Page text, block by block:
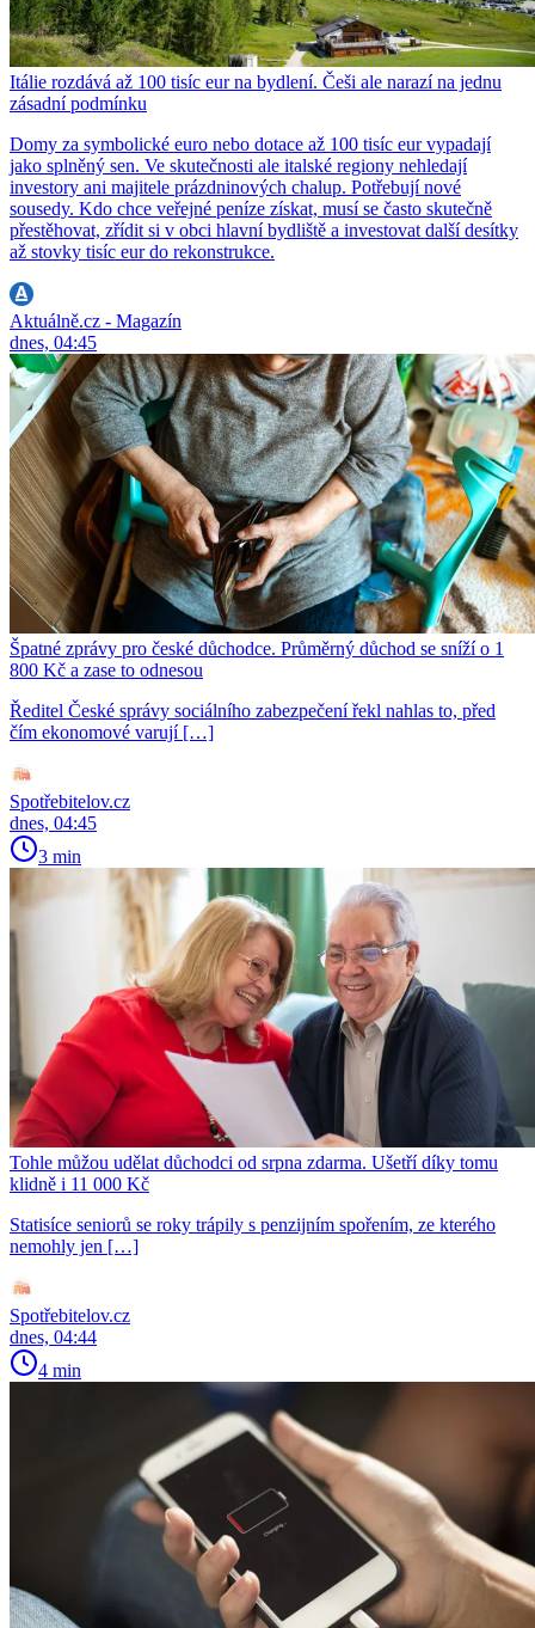
Itálie rozdává až 100 tisíc eur na bydlení. Češi ale narazí na jednu
zásadní podmínku
Domy za symbolické euro nebo dotace až 100 tisíc eur vypadají
jako splněný sen. Ve skutečnosti ale italské regiony nehledají
investory ani majitele prázdninových chalup. Potřebují nové
sousedy. Kdo chce veřejné peníze získat, musí se často skutečně
přestěhovat, zřídit si v obci hlavní bydliště a investovat další desítky
až stovky tisíc eur do rekonstrukce.
Aktuálně.cz - Magazín
dnes, 04:45
Špatné zprávy pro české důchodce. Průměrný důchod se sníží o 1
800 Kč a zase to odnesou
Ředitel České správy sociálního zabezpečení řekl nahlas to, před
čím ekonomové varují […]
Spotřebitelov.cz
dnes, 04:45
3 min
Tohle můžou udělat důchodci od srpna zdarma. Ušetří díky tomu
klidně i 11 000 Kč
Statisíce seniorů se roky trápily s penzijním spořením, ze kterého
nemohly jen […]
Spotřebitelov.cz
dnes, 04:44
4 min